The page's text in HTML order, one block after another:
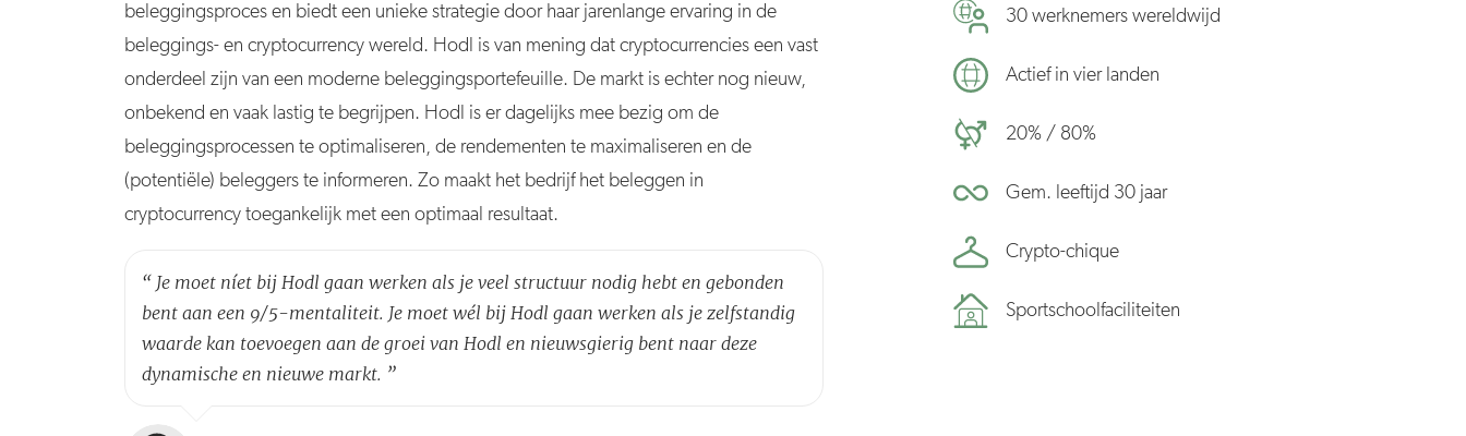
beleggingsproces en biedt een unieke strategie door haar jarenlange ervaring in de
beleggings- en cryptocurrency wereld. Hodl is van mening dat cryptocurrencies een vast
onderdeel zijn van een moderne beleggingsportefeuille. De markt is echter nog nieuw,
onbekend en vaak lastig te begrijpen. Hodl is er dagelijks mee bezig om de
beleggingsprocessen te optimaliseren, de rendementen te maximaliseren en de
(potentiële) beleggers te informeren. Zo maakt het bedrijf het beleggen in
cryptocurrency toegankelijk met een optimaal resultaat.
“ Je moet níet bij Hodl gaan werken als je veel structuur nodig hebt en gebonden
bent aan een 9/5-mentaliteit. Je moet wél bij Hodl gaan werken als je zelfstandig
waarde kan toevoegen aan de groei van Hodl en nieuwsgierig bent naar deze
dynamische en nieuwe markt. ”
30 werknemers wereldwijd
Actief in vier landen
20% / 80%
Gem. leeftijd 30 jaar
Crypto-chique
Sportschoolfaciliteiten